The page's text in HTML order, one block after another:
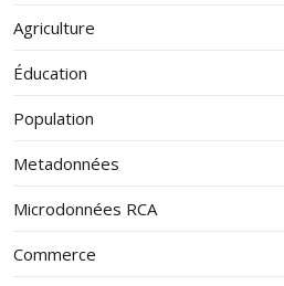
Agriculture
Éducation
Population
Metadonnées
Microdonnées RCA
Commerce